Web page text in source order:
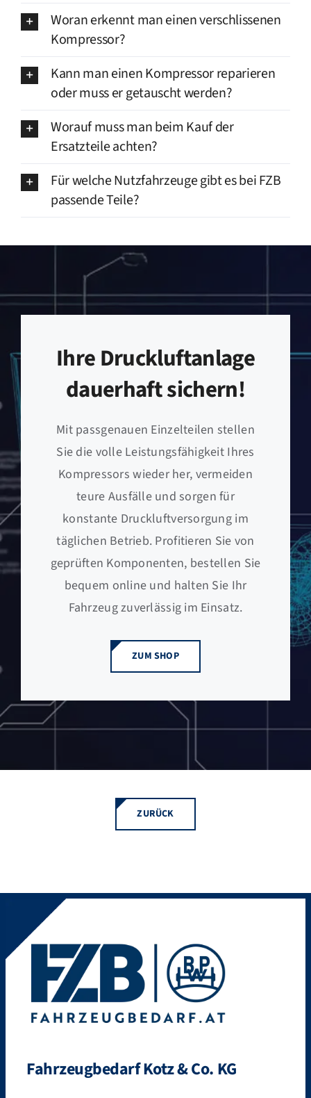
Woran erkennt man einen verschlissenen
Kompressor?
Kann man einen Kompressor reparieren
oder muss er getauscht werden?
Worauf muss man beim Kauf der
Ersatzteile achten?
Für welche Nutzfahrzeuge gibt es bei FZB
passende Teile?
Ihre Druckluftanlage
dauerhaft sichern!
Mit passgenauen Einzelteilen stellen
Sie die volle Leistungsfähigkeit Ihres
Kompressors wieder her, vermeiden
teure Ausfälle und sorgen für
konstante Druckluftversorgung im
täglichen Betrieb. Profitieren Sie von
geprüften Komponenten, bestellen Sie
bequem online und halten Sie Ihr
Fahrzeug zuverlässig im Einsatz.
ZUM SHOP
ZURÜCK
Fahrzeugbedarf Kotz & Co. KG